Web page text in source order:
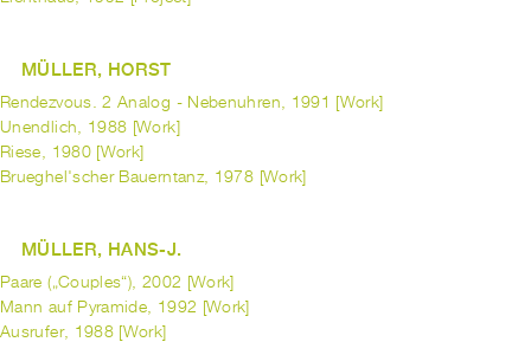
MÜLLER, HORST
Rendezvous. 2 Analog - Nebenuhren, 1991 [Work]
Unendlich, 1988 [Work]
Riese, 1980 [Work]
Brueghel'scher Bauerntanz, 1978 [Work]
MÜLLER, HANS-J.
Paare („Couples“), 2002 [Work]
Mann auf Pyramide, 1992 [Work]
Ausrufer, 1988 [Work]